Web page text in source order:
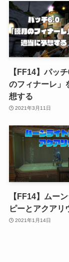
【FF14】パッ
のフィナーレ」
想する
2021年3月11日
【FF14】ムー
ピーとアクアリ
2021年1月14日